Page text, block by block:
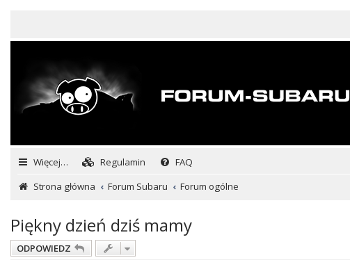
Więcej… Regulamin FAQ
Strona główna
Forum Subaru Forum ogólne
Piękny dzień dziś mamy
ODPOWIEDZ